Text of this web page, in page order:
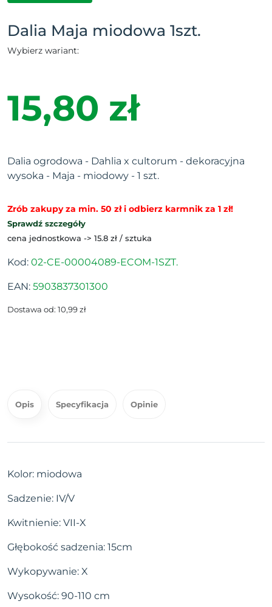
Dalia Maja miodowa 1szt.
Wybierz wariant:
15,80 zł
Dalia ogrodowa - Dahlia x cultorum - dekoracyjna
wysoka - Maja - miodowy - 1 szt.
Zrób zakupy za min. 50 zł i odbierz karmnik za 1 zł!
Sprawdź szczegóły
cena jednostkowa -> 15.8 zł / sztuka
Kod: 02-CE-00004089-ECOM-1SZT.
EAN: 5903837301300
Dostawa od: 10,99 zł
Opis Specyfikacja Opinie
Kolor: miodowa
Sadzenie: IV/V
Kwitnienie: VII-X
Głębokość sadzenia: 15cm
Wykopywanie: X
Wysokość: 90-110 cm